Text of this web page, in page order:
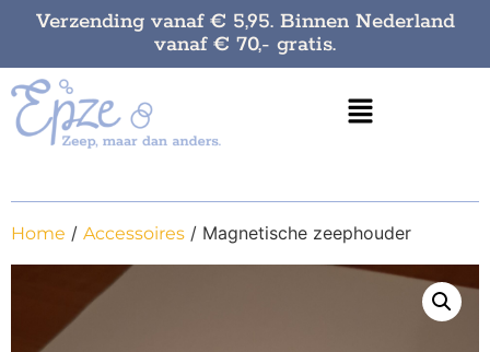
Verzending vanaf € 5,95. Binnen Nederland
vanaf € 70,- gratis.
Home / Accessoires / Magnetische zeephouder